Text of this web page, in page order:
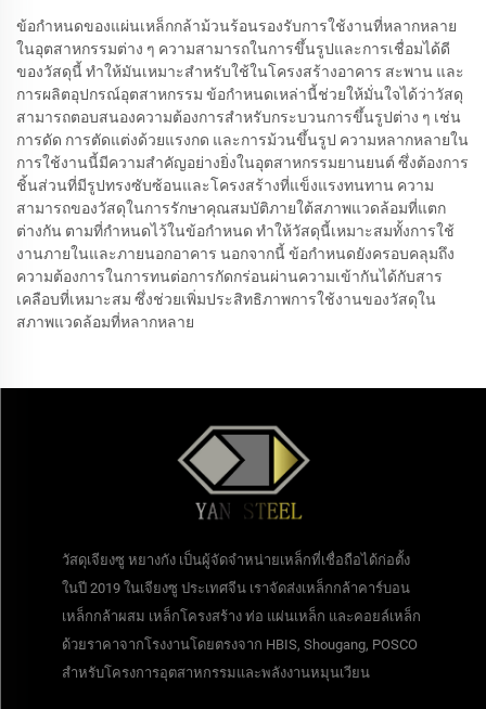
ข้อกำหนดของแผ่นเหล็กกล้าม้วนร้อนรองรับการใช้งานที่หลากหลาย
ในอุตสาหกรรมต่าง ๆ ความสามารถในการขึ้นรูปและการเชื่อมได้ดี
ของวัสดุนี้ ทำให้มันเหมาะสำหรับใช้ในโครงสร้างอาคาร สะพาน และ
การผลิตอุปกรณ์อุตสาหกรรม ข้อกำหนดเหล่านี้ช่วยให้มั่นใจได้ว่าวัสดุ
สามารถตอบสนองความต้องการสำหรับกระบวนการขึ้นรูปต่าง ๆ เช่น
การดัด การตัดแต่งด้วยแรงกด และการม้วนขึ้นรูป ความหลากหลายใน
การใช้งานนี้มีความสำคัญอย่างยิ่งในอุตสาหกรรมยานยนต์ ซึ่งต้องการ
ชิ้นส่วนที่มีรูปทรงซับซ้อนและโครงสร้างที่แข็งแรงทนทาน ความ
สามารถของวัสดุในการรักษาคุณสมบัติภายใต้สภาพแวดล้อมที่แตก
ต่างกัน ตามที่กำหนดไว้ในข้อกำหนด ทำให้วัสดุนี้เหมาะสมทั้งการใช้
งานภายในและภายนอกอาคาร นอกจากนี้ ข้อกำหนดยังครอบคลุมถึง
ความต้องการในการทนต่อการกัดกร่อนผ่านความเข้ากันได้กับสาร
เคลือบที่เหมาะสม ซึ่งช่วยเพิ่มประสิทธิภาพการใช้งานของวัสดุใน
สภาพแวดล้อมที่หลากหลาย
วัสดุเจียงซู หยางกัง เป็นผู้จัดจำหน่ายเหล็กที่เชื่อถือได้ก่อตั้ง
ในปี 2019 ในเจียงซู ประเทศจีน เราจัดส่งเหล็กกล้าคาร์บอน
เหล็กกล้าผสม เหล็กโครงสร้าง ท่อ แผ่นเหล็ก และคอยล์เหล็ก
ด้วยราคาจากโรงงานโดยตรงจาก HBIS, Shougang, POSCO
สำหรับโครงการอุตสาหกรรมและพลังงานหมุนเวียน